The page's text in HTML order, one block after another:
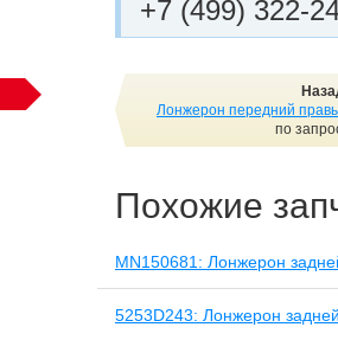
+7 (499) 322-
Лонжерон передний
по
Похожие
MN150681: Лонжерон
5253D243: Лонжерон